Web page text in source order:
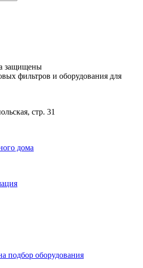
защищены
фильтров и оборудования для
стр. 31
дома
подбор оборудования